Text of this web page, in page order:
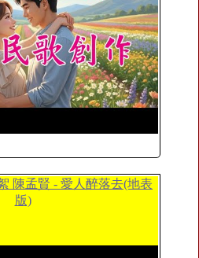
陳孟賢 - 愛人醉落去(地表
版)